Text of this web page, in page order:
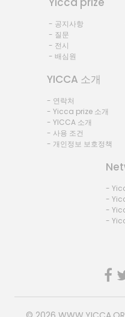
- 공지사항
- 질문
- 전시
- 배심원
YICCA 소개
- 연락처
- Yicca prize 소개
- YICCA 소개
- 사용 조건
- 개인정보 보호정책
-
-
-
-